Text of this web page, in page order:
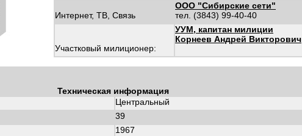
Интернет, ТВ, Связь
ООО "Сибирские сети"
тел. (3843) 99-40-40
Участковый милиционер:
УУМ, капитан милиции
Корнеев Андрей Викторович
Техническая информация
Центральный
39
1967